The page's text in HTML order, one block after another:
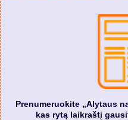
Prenumeruokite „Alytaus
kas rytą laikraštį